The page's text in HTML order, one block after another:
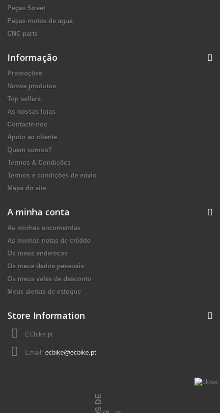
Peças Street
Peças motos de agua
CNC parts
Informação
Promoções
Novos produtos
Top sellers
As nossas lojas
Contacte-nos
Apoio ao cliente
Quem somos?
Termos & Condições
Termos e condições de envio
Mapa do site
A minha conta
As minhas encomendas
As minhas notas de crédito
Os meus endereços
Os meus dados pessoais
Os meus vales de desconto
Meus alertas de estoque
Store Information
ECbike.pt
Email: ecbike@ecbike.pt